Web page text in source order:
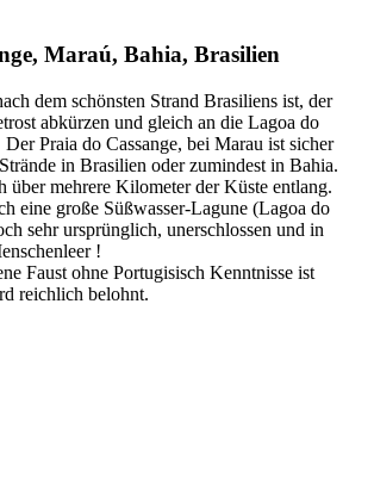
Maraú, Bahia, Brasilien
dem schönsten Strand Brasiliens ist, der
abkürzen und gleich an die Lagoa do
Praia do Cassange, bei Marau ist sicher
in Brasilien oder zumindest in Bahia.
über mehrere Kilometer der Küste entlang.
eine große Süßwasser-Lagune (Lagoa do
sehr ursprünglich, unerschlossen und in
!
Faust ohne Portugisisch Kenntnisse ist
reichlich belohnt.